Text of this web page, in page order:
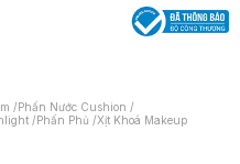
/Phấn Nước Cushion /
/Phấn Phủ /Xịt Khoá Makeup